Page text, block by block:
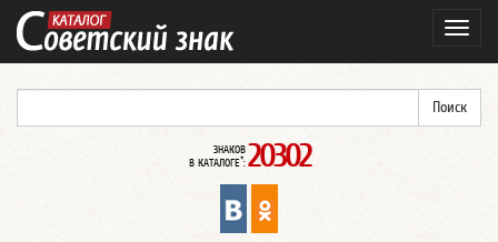
ЗНАКОВ
В КАТАЛОГЕ*: 20302